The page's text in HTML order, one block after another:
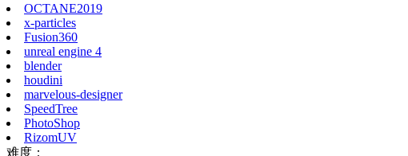
OCTANE2019
x-particles
Fusion360
unreal engine 4
blender
houdini
marvelous-designer
SpeedTree
PhotoShop
RizomUV
难度：